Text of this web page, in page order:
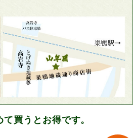
て買うとお得です。